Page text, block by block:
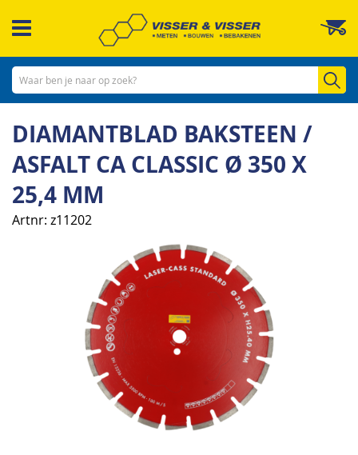
naar
inhoud
DIAMANTBLAD BAKSTEEN /
ASFALT CA CLASSIC Ø 350 X
25,4 MM
Artnr z11202
afbeeldingen-